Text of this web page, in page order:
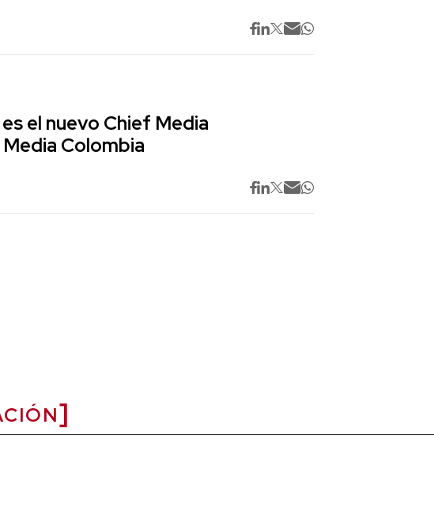
el nuevo Chief Media
Colombia